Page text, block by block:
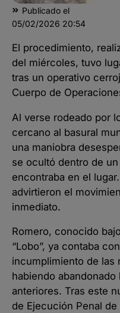
Publicado el
05/02/2026 20:54
El procedimiento,
del miércoles, tuvo
tras un operativo
Cuerpo de
Al verse rodeado por
cercano al basural
una maniobra
se ocultó dentro de
encontraba en el
advirtieron el
inmediato.
Romero, conocido
“Lobo”, ya contaba
incumplimiento de las
habiendo
anteriores. Tras este
de Ejecución Penal